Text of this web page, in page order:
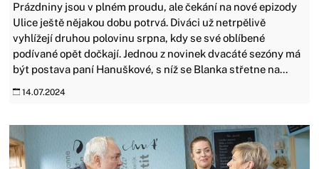
Prázdniny jsou v plném proudu, ale čekání na nové epizody
Ulice ještě nějakou dobu potrvá. Diváci už netrpělivě
vyhlížejí druhou polovinu srpna, kdy se své oblíbené
podívané opět dočkají. Jednou z novinek dvacáté sezóny má
být postava paní Hanuškové, s níž se Blanka střetne na...
14.07.2024